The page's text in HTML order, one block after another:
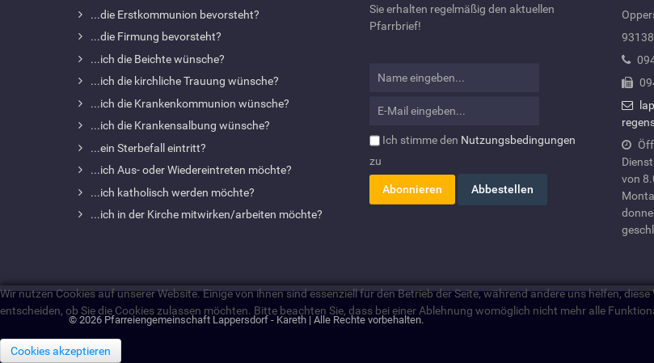
...die Erstkommunion bevorsteht?
...die Firmung bevorsteht?
...ich die Beichte wünsche?
...ich die kirchliche Trauung wünsche?
...ich die Krankenkommunion wünsche?
...ich die Krankensalbung wünsche?
...ein Sterbefall eintritt?
...ich Aus- oder Wiedereintreten möchte?
...ich katholisch werden möchte?
...ich in der Kirche mitwirken/arbeiten möchte?
Sie erhalten regelmäßig den aktuellen
Pfarrbrief!
Ich stimme den Nutzungsbedingungen
zu
von
© 2026 Pfarreiengemeinschaft Lappersdorf - Kareth | Alle Rechte vorbehalten.
Wir nutzen Cookies auf unserer Website. Einige von ihnen sind essenziell für den Betrieb der Seite, während andere uns helfen,
entscheiden, ob Sie die Cookies zulassen möchten. Bitte beachten Sie, dass bei einer Ablehnung womöglich nicht mehr alle
Cookies akzeptieren